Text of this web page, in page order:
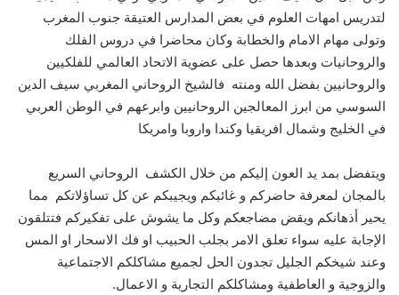
لتدريس امهات العلوم في بعض المدارس العتيقة جنوب المغرب
وتولى مهام الامام والخطابة وكان محاضرا في دروس الفلك
والروحانيات وبعدها حصل على عضوية الاتحاد العالمي للفلكيين
والروحانيين بفضل الله ومنته فالشيخ الروحاني المغربي سيف الدين
السوسي من ابرز المعالجين الروحانيين وابرعهم في الوطن العربي
في الخليج وشمال افريقيا وكندا واروبا وامريكا
ويتفضل بمد يد العون إليكم من خلال الكشف الروحاني السريع
بالمجان لمعرفة حاضركم و غائبكم ويجيبكم عن كل تساؤلاتكم مما
يحير أذهانكم ويقض مضاجعكم وكل ما يشوش على تفكيركم فتتلقون
الإجابة عليه سواء تعلق الامر بجلب الحبيب او فك الاسحار او المس
وعند شيخكم الجليل تجدون الحل لجميع مشاكلكم الاجتماعية
والزوجية و العاطفية ومشاكلكم التجارية و الاعمال.